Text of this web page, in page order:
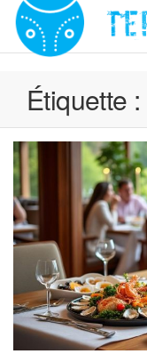
Skip
content
Étiquette :